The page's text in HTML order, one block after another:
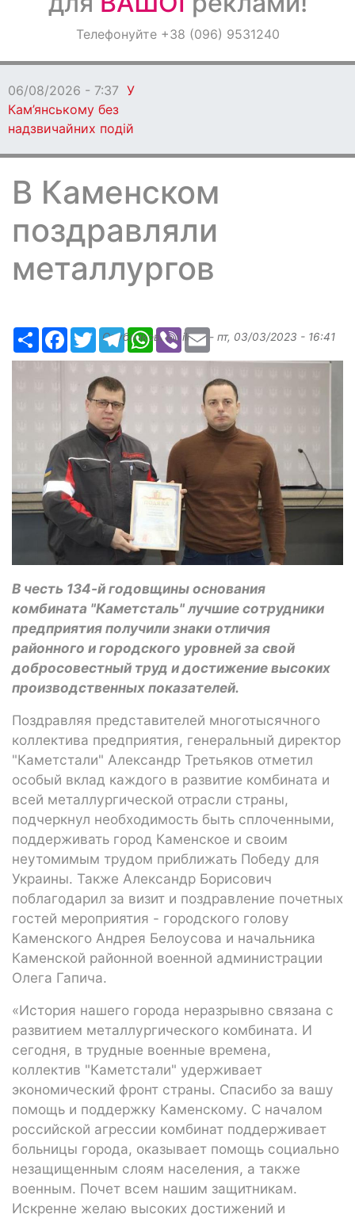
ОголошенняТелефонуйте +38 (096) 9531240
06/08/2026 - 7:37 У
Кам’янському без
надзвичайних подій
В Каменском
поздравляли
металлургов
РесурсFacebook
TwitterTelegramWhatsApp
ViberEmail
Опубликовано ilona - пт, 03/03/2023 - 16:41
В честь 134-й годовщины основания
комбината "Каметсталь" лучшие сотрудники
предприятия получили знаки отличия
районного и городского уровней за свой
добросовестный труд и достижение высоких
производственных показателей.
Поздравляя представителей многотысячного
коллектива предприятия, генеральный директор
"Каметстали" Александр Третьяков отметил
особый вклад каждого в развитие комбината и
всей металлургической отрасли страны,
подчеркнул необходимость быть сплоченными,
поддерживать город Каменское и своим
неутомимым трудом приближать Победу для
Украины. Также Александр Борисович
поблагодарил за визит и поздравление почетных
гостей мероприятия - городского голову
Каменского Андрея Белоусова и начальника
Каменской районной военной администрации
Олега Гапича.
«История нашего города неразрывно связана с
развитием металлургического комбината. И
сегодня, в трудные военные времена,
коллектив "Каметстали" удерживает
экономический фронт страны. Спасибо за вашу
помощь и поддержку Каменскому. С началом
российской агрессии комбинат поддерживает
больницы города, оказывает помощь социально
незащищенным слоям населения, а также
военным. Почет всем нашим защитникам.
Искренне желаю высоких достижений и